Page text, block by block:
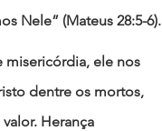
Nele” (Mateus 28:5-6).
misericórdia, ele nos
dentre os mortos,
Herança